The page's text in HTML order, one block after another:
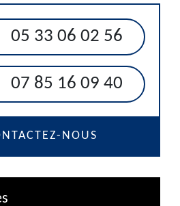
05 33 06 02 56
07 85 16 09 40
NOUS